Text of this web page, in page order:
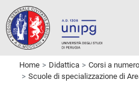
Home Didattica
Corsi a
Scuole di specializzazione di